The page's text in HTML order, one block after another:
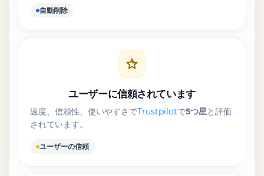
自動削除
ユーザーに信頼されています
速度、信頼性、使いやすさでTrustpilotで5つ星と評価
されています。
ユーザーの信頼